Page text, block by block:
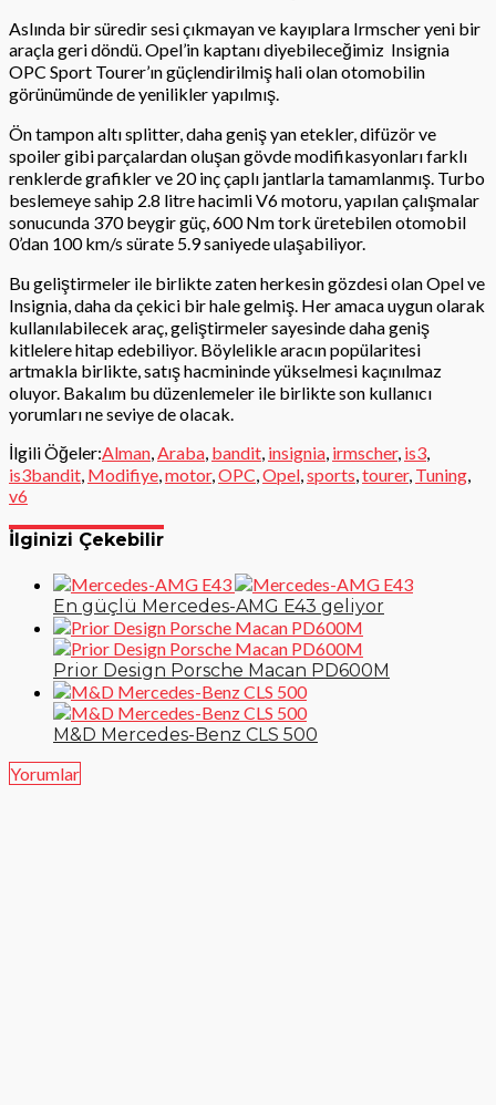
Aslında bir süredir sesi çıkmayan ve kayıplara Irmscher yeni bir
araçla geri döndü. Opel’in kaptanı diyebileceğimiz Insignia
OPC Sport Tourer’ın güçlendirilmiş hali olan otomobilin
görünümünde de yenilikler yapılmış.
Ön tampon altı splitter, daha geniş yan etekler, difüzör ve
spoiler gibi parçalardan oluşan gövde modifikasyonları farklı
renklerde grafikler ve 20 inç çaplı jantlarla tamamlanmış. Turbo
beslemeye sahip 2.8 litre hacimli V6 motoru, yapılan çalışmalar
sonucunda 370 beygir güç, 600 Nm tork üretebilen otomobil
0’dan 100 km/s sürate 5.9 saniyede ulaşabiliyor.
Bu geliştirmeler ile birlikte zaten herkesin gözdesi olan Opel ve
Insignia, daha da çekici bir hale gelmiş. Her amaca uygun olarak
kullanılabilecek araç, geliştirmeler sayesinde daha geniş
kitlelere hitap edebiliyor. Böylelikle aracın popülaritesi
artmakla birlikte, satış hacmininde yükselmesi kaçınılmaz
oluyor. Bakalım bu düzenlemeler ile birlikte son kullanıcı
yorumları ne seviye de olacak.
İlgili Öğeler:Alman Araba bandit insignia irmscher, is3
is3bandit Modifiye motor, OPC Opel sports tourer, Tuning
v6
İlginizi Çekebilir
En güçlü Mercedes-AMG E43 geliyor
Prior Design Porsche Macan PD600M
M&D Mercedes-Benz CLS 500
Yorumlar